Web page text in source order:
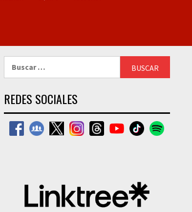
REDES SOCIALES